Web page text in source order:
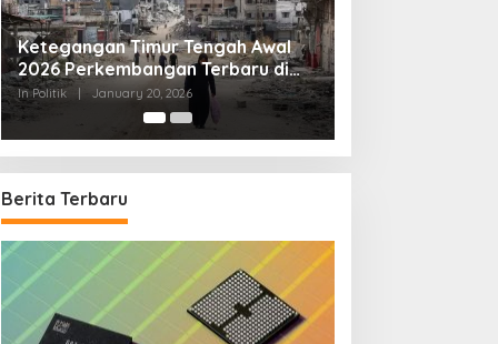
Tips Memilih Advokat yang Tepat
In Politik September 20, 2025
Berita Terbaru